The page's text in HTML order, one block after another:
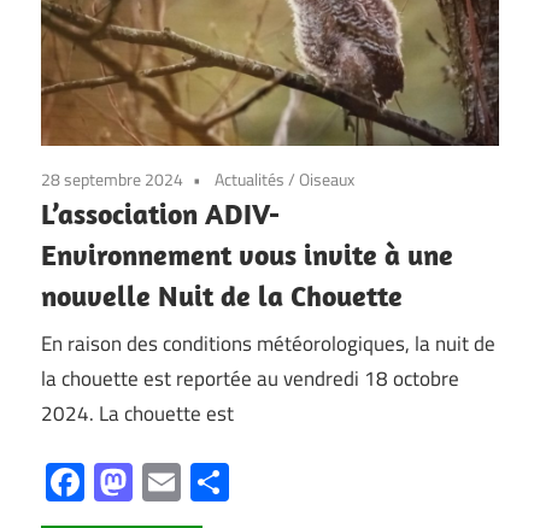
28 septembre 2024 Actualités/Oiseaux
L’association ADIV-
Environnement vous invite à une
nouvelle Nuit de la Chouette
En raison des conditions météorologiques, la nuit de
la chouette est reportée au vendredi 18 octobre
2024. La chouette est
Facebook
Mastodon
Email